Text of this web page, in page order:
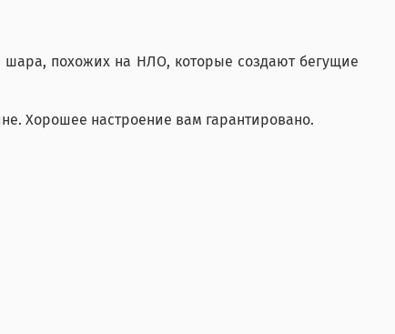
шара, похожих на НЛО, которые создают бегущие
Хорошее настроение вам гарантировано.